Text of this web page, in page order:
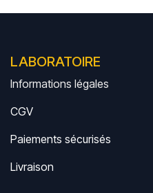
LABORATOIRE
Informations légales
CGV
Paiements sécurisés
Livraison